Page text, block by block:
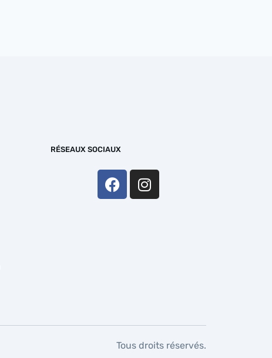
RÉSEAUX SOCIAUX
Tous droits réservés.